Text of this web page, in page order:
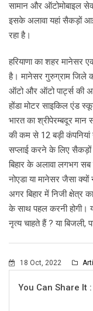
सामान और ऑटोमोबाइल
इसके अलावा यहां सैकड़ों
रहा है।
हरियाणा का शहर मानेसर
है। मानेसर गुरुग्राम जिले
ऑटो और ऑटो पार्ट्स की
होंडा मोटर साइकिल एंड
भारत का श्रीपेरम्बदूर
की कम से 12 बड़ी कंपनियां
सप्लाई करने के लिए सैकड़ों
बिहार के अलावा लगभग सब
नोएडा या मानेसर जैसा
अगर बिहार में निजी क्षेत्र
के साथ पहल करनी होगी।
नृत्य चाहते हैं ? या बिजली,
18 Oct, 2022
You Can Share It :